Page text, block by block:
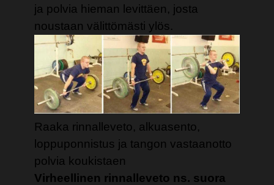
ja polvia hieman levittäen, josta
noustaan välittömästi ylös.
Raaka rinnalleveto, alkuasento,
loppuponnistus ja tangon vastaanotto
polvia koukistaen
Virheellinen rinnalleveto ns. suora